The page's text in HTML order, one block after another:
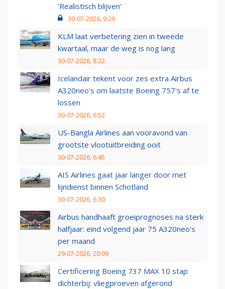
‘Realistisch blijven’
30-07-2026, 9:29
KLM laat verbetering zien in tweede
kwartaal, maar de weg is nog lang
30-07-2026, 8:22
Icelandair tekent voor zes extra Airbus
A320neo's om laatste Boeing 757's af te
lossen
30-07-2026, 6:52
US-Bangla Airlines aan vooravond van
grootste vlootuitbreiding ooit
30-07-2026, 6:45
AIS Airlines gaat jaar langer door met
lijndienst binnen Schotland
30-07-2026, 6:30
Airbus handhaaft groeiprognoses na sterk
halfjaar: eind volgend jaar 75 A320neo’s
per maand
29-07-2026, 20:09
Certificering Boeing 737 MAX 10 stap
dichterbij: vliegproeven afgerond